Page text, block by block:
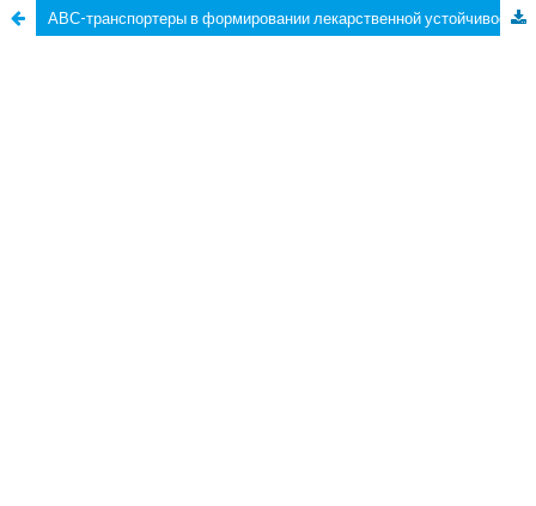
АВС-транспортеры в формировании лекарственной устойчивости к платиносодержащим препаратам и серозной карциноме яичников